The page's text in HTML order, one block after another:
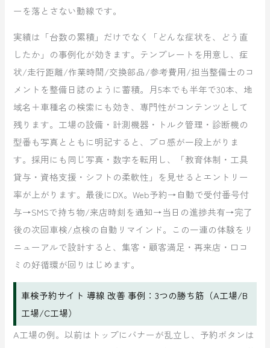
ーを落とさない動線です。
実績は「台数の累積」だけでなく「どんな症状を、どう直
したか」の事例化が効きます。テンプレートを用意し、症
状/走行距離/作業時間/交換部品/参考費用/担当整備士のコ
メントを整備日誌のように蓄積。月5本でも半年で30本、地
域名＋車種名の検索にも効き、専門性がコンテンツとして
残ります。工場の設備・計測機器・トルク管理・診断機の
型番も写真とともに明記すると、プロ感が一段上がりま
す。採用にも同じ写真・数字を転用し、「教育体制・工具
貸与・資格支援・シフトの柔軟性」を見せるとエントリー
率が上がります。最後にDX。Web予約→自動で受付番号付
与→SMSで持ち物/来店時刻を通知→当日の進捗共有→完了
後の次回車検/点検の自動リマインド。この一連の体験をリ
ニューアルで設計すると、集客・顧客満足・再来店・口コ
ミの好循環が回りはじめます。
車検予約サイト 導線 改善 事例：3つの勝ち筋（A工場/B
工場/C工場）
A工場の例。以前はトップにバナーが乱立し、予約ボタンは